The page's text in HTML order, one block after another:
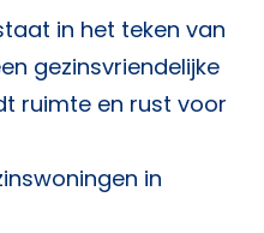
in het teken van
gezinsvriendelijke
ruimte en rust voor
in